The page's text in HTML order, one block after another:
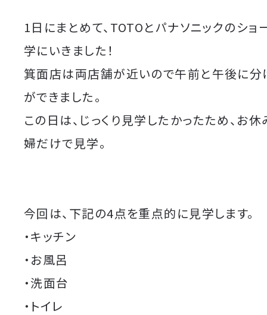
1日にまとめて、TOTOとパナソニックのシ
学にいきました！
箕面店は両店舗が近いので午前と午後に分
ができました。
この日は、じっくり見学したかったため、お
婦だけで見学。
今回は、下記の4点を重点的に見学します。
・キッチン
・お風呂
・洗面台
・トイレ